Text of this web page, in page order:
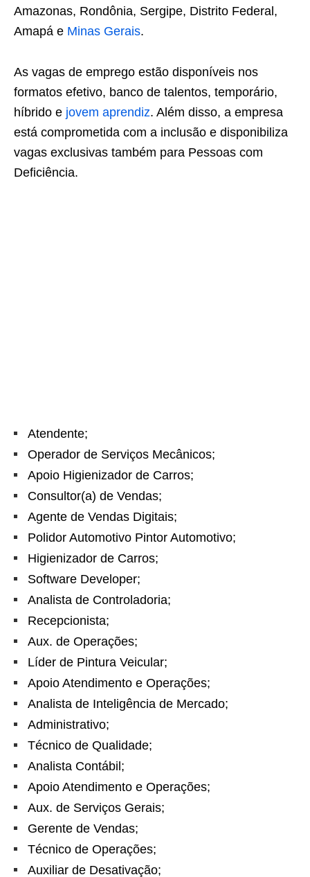
Amazonas, Rondônia, Sergipe, Distrito Federal,
Amapá e Minas Gerais.
As vagas de emprego estão disponíveis nos
formatos efetivo, banco de talentos, temporário,
híbrido e jovem aprendiz. Além disso, a empresa
está comprometida com a inclusão e disponibiliza
vagas exclusivas também para Pessoas com
Deficiência.
Atendente;
Operador de Serviços Mecânicos;
Apoio Higienizador de Carros;
Consultor(a) de Vendas;
Agente de Vendas Digitais;
Polidor Automotivo Pintor Automotivo;
Higienizador de Carros;
Software Developer;
Analista de Controladoria;
Recepcionista;
Aux. de Operações;
Líder de Pintura Veicular;
Apoio Atendimento e Operações;
Analista de Inteligência de Mercado;
Administrativo;
Técnico de Qualidade;
Analista Contábil;
Apoio Atendimento e Operações;
Aux. de Serviços Gerais;
Gerente de Vendas;
Técnico de Operações;
Auxiliar de Desativação;